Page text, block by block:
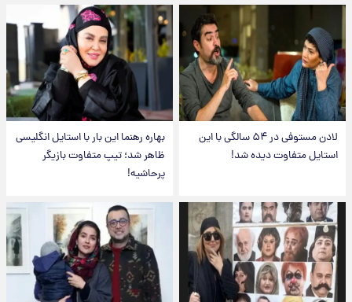
لادن مستوفی در ۵۴ سالگی با این
استایل متفاوت دیده شد!
بهاره رهنما این بار با استایل انگلیسی
ظاهر شد؛ تیپ متفاوت بازیگر
پرحاشیه!